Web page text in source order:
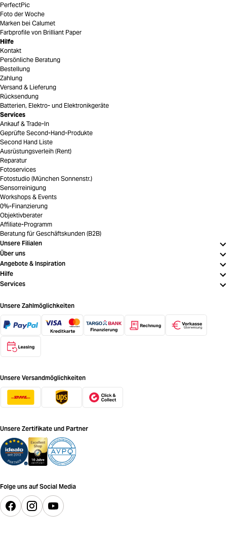
PerfectPic
Foto der Woche
Marken bei Calumet
Farbprofile von Brilliant Paper
Hilfe
Kontakt
Persönliche Beratung
Bestellung
Zahlung
Versand & Lieferung
Rücksendung
Batterien, Elektro- und Elektronikgeräte
Services
Ankauf & Trade-In
Geprüfte Second-Hand-Produkte
Second Hand Liste
Ausrüstungsverleih (Rent)
Reparatur
Fotoservices
Fotostudio (München Sonnenstr.)
Sensorreinigung
Workshops & Events
0%-Finanzierung
Objektivberater
Affiliate-Programm
Beratung für Geschäftskunden (B2B)
Unsere Filialen
Über uns
Angebote & Inspiration
Hilfe
Services
Unsere Zahlmöglichkeiten
Unsere Versandmöglichkeiten
Unsere Zertifikate und Partner
Folge uns auf Social Media